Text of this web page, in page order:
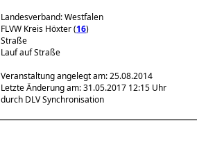
Landesverband: Westfalen
FLVW Kreis Höxter (16)
Straße
Lauf auf Straße
Veranstaltung angelegt am: 25.08.2014
Letzte Änderung am: 31.05.2017 12:15 Uhr
durch DLV Synchronisation